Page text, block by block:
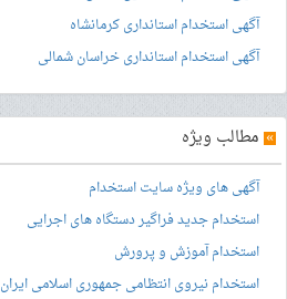
آگهی استخدام استانداری کرمانشاه
آگهی استخدام استانداری خراسان شمالی
» مطالب ویژه
آگهی های ویژه سایت استخدام
استخدام جدید فراگیر دستگاه های اجرایی
استخدام آموزش و پرورش
استخدام نیروی انتظامی جمهوری اسلامی ایران